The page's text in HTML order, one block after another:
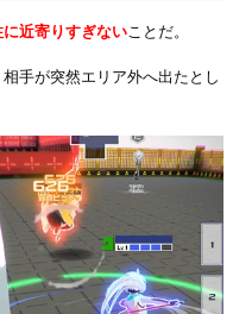
近寄りすぎない ことだ。
手が突然エリア外へ出たとし